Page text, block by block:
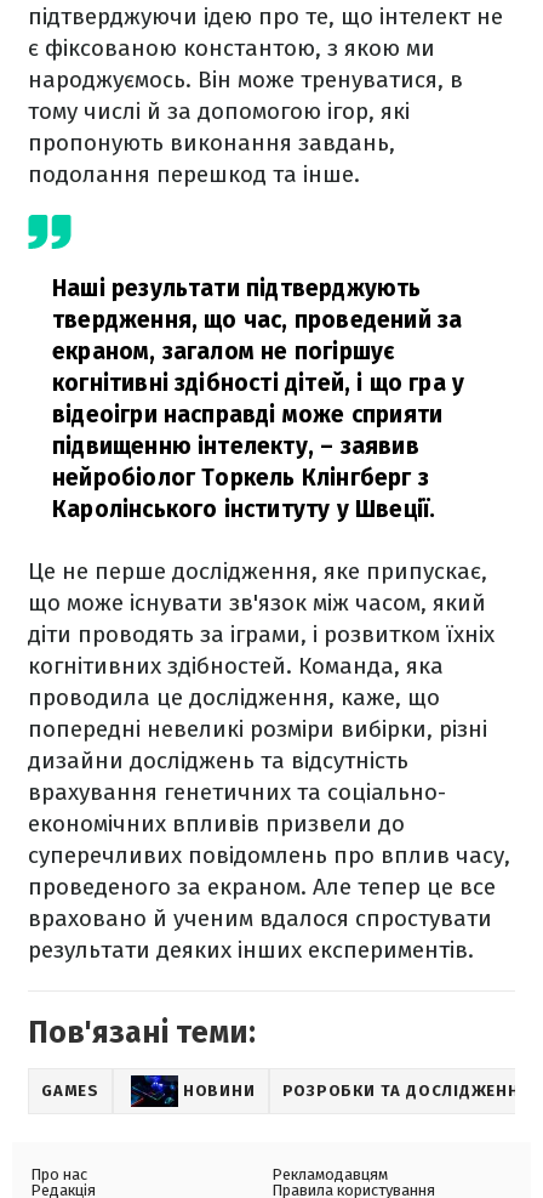
підтверджуючи ідею про те, що інтелект не
є фіксованою константою, з якою ми
народжуємось. Він може тренуватися, в
тому числі й за допомогою ігор, які
пропонують виконання завдань,
подолання перешкод та інше.
Наші результати підтверджують
твердження, що час, проведений за
екраном, загалом не погіршує
когнітивні здібності дітей, і що гра у
відеоігри насправді може сприяти
підвищенню інтелекту, – заявив
нейробіолог Торкель Клінгберг з
Каролінського інституту у Швеції.
Це не перше дослідження, яке припускає,
що може існувати зв'язок між часом, який
діти проводять за іграми, і розвитком їхніх
когнітивних здібностей. Команда, яка
проводила це дослідження, каже, що
попередні невеликі розміри вибірки, різні
дизайни досліджень та відсутність
врахування генетичних та соціально-
економічних впливів призвели до
суперечливих повідомлень про вплив часу,
проведеного за екраном. Але тепер це все
враховано й ученим вдалося спростувати
результати деяких інших експериментів.
Пов'язані теми:
GAMES НОВИНИ РОЗРОБКИ ТА ДОСЛІДЖЕННЯ
Про нас
Редакція
Рекламодавцям
Правила користування